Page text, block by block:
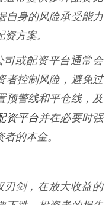
自身的风险承受能力
方案。
司或配资平台通常会
者控制风险，避免过
预警线和平仓线，及
资平台并在必要时强
的本金。
刃剑，在放大收益的